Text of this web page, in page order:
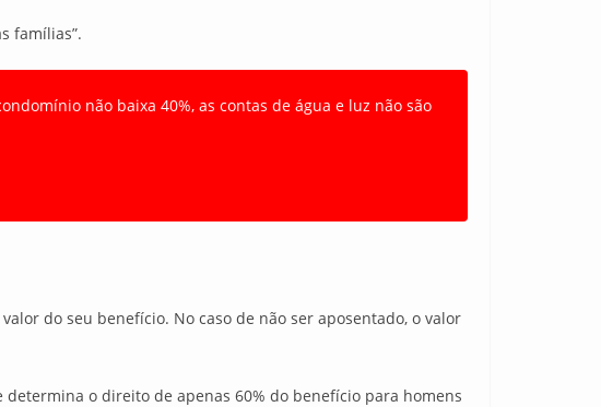
famílias”.
não baixa 40%, as contas de água e luz não são
do seu benefício. No caso de não ser aposentado, o valor
o direito de apenas 60% do benefício para homens